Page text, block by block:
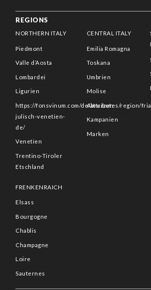
REGIONS
NORTHERN ITALY
Piedmont
Valle d’Aosta
Lombardei
Ligurien
https://fonsvinum.com/de/attributes/region/
julisch-venetien-
de/
Venetien
Trentino-Tiroler
Etschland
CENTRAL ITALY
Emilia Romagna
Toskana
Umbrien
Molise
Abruzzen
Kampanien
Marken
FRENKENRAICH
Elsass
Bourgogne
Chablis
Champagne
Loire
Sauternes